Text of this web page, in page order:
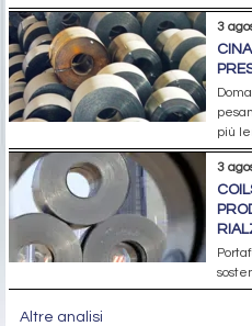
3
più
3
Altre analisi